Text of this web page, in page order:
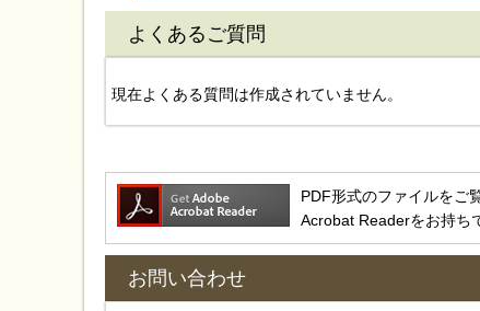
よくあるご質問
現在よくある質問は作成されていません。
PDF形式のファイルをご
Acrobat Readerをお持ち
お問い合わせ